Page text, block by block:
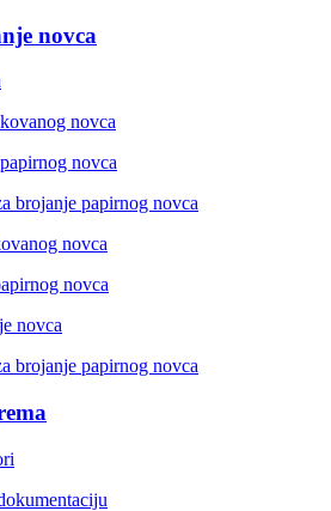
novca
novca
novca
brojanje papirnog novca
novca
novca
novca
brojanje papirnog novca